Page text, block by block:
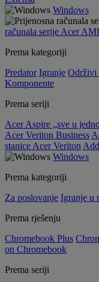
Windows
računala serije Acer
Prema kategoriji
Predator Igranje Održivi
Komponente
Prema seriji
Acer Aspire „sve u
Acer Veriton Business
stanice Acer Veriton
Windows
Prema kategoriji
Za poslovanje Igranje u
Prema rješenju
Chromebook Plus
on Chromebook
Prema seriji